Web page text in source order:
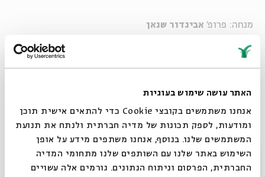
האתר עושה שימוש בעוגיות
אנחנו משתמשים בקובצי Cookie כדי להתאים אישית תוכן
ומודעות, לספק תכונות של מדיה חברתית ולנתח את תנועת
המשתמשים שלנו. בנוסף, אנחנו משתפים מידע על אופן
השימוש באתר שלנו עם השותפים שלנו מתחומי המדיה
החברתית, הפרסום וניתוח הנתונים. גורמים אלה עשויים
מנחה: פרופ' אביגדור שנאן
מאמריהם של פרקי אבות הם בני כאלפיים שנים, אך רבים
מנושאיהם באים לידי ביטוי גם בחיינו המודרניים.
ונאזין לשתי הרצאות קצרות העוסקות בתכנים העולים מהן
סגור